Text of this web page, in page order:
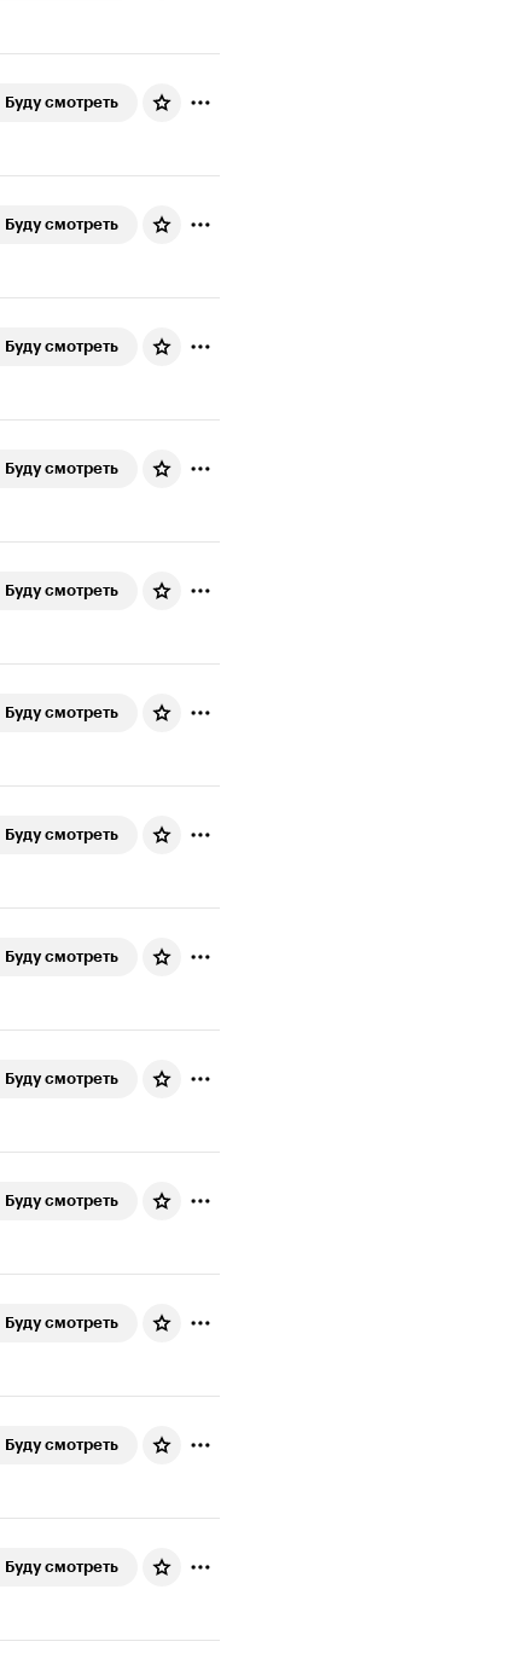
Буду смотреть
Буду смотреть
Буду смотреть
Буду смотреть
Буду смотреть
Буду смотреть
Буду смотреть
Буду смотреть
Буду смотреть
Буду смотреть
Буду смотреть
Буду смотреть
Буду смотреть